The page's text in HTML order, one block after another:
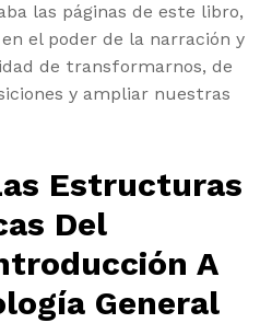
las páginas de este libro,
el poder de la narración y
de transformarnos, de
y ampliar nuestras
Estructuras
Del
A
General